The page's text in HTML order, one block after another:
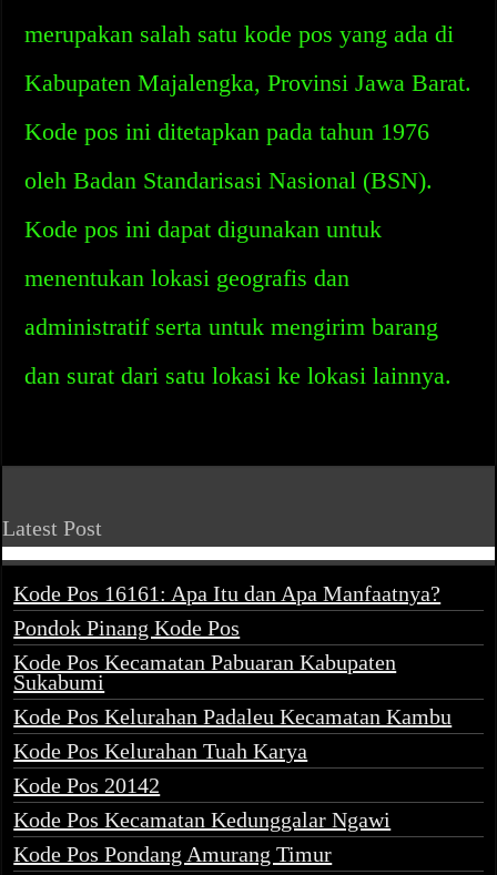
merupakan salah satu kode pos yang ada di
Kabupaten Majalengka, Provinsi Jawa Barat.
Kode pos ini ditetapkan pada tahun 1976
oleh Badan Standarisasi Nasional (BSN).
Kode pos ini dapat digunakan untuk
menentukan lokasi geografis dan
administratif serta untuk mengirim barang
dan surat dari satu lokasi ke lokasi lainnya.
Latest Post
Kode Pos 16161: Apa Itu dan Apa Manfaatnya?
Pondok Pinang Kode Pos
Kode Pos Kecamatan Pabuaran Kabupaten
Sukabumi
Kode Pos Kelurahan Padaleu Kecamatan Kambu
Kode Pos Kelurahan Tuah Karya
Kode Pos 20142
Kode Pos Kecamatan Kedunggalar Ngawi
Kode Pos Pondang Amurang Timur